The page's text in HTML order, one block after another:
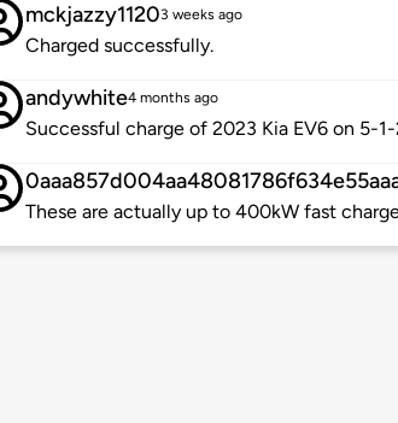
mckjazzy11203 weeks ago
Charged successfully.
andywhite4 months ago
Successful charge of 2023 Kia EV6 on 5-
These are actually up to 400kW fast